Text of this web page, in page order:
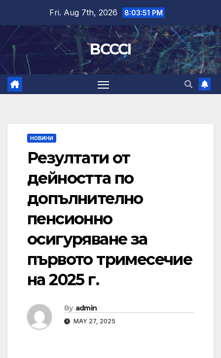
content
Fri. Aug 7th, 2026 8:03:52 PM
BCCCI
НОВИНИ
Резултати от
дейността по
допълнително
пенсионно
осигуряване за
първото тримесечие
на 2025 г.
By admin
MAY 27, 2025